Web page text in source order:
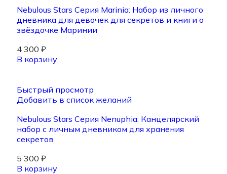
Nebulous Stars Серия Marinia: Набор из личного
дневника для девочек для секретов и книги о
звёздочке Маринии
4 300 ₽
В корзину
Быстрый просмотр
Добавить в список желаний
Nebulous Stars Серия Nenuphia: Канцелярский
набор с личным дневником для хранения
секретов
5 300 ₽
В корзину